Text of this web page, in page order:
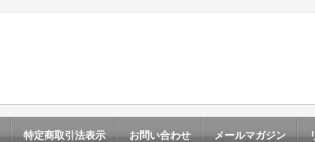
特定商取引法表示 お問い合わせ メールマガジン